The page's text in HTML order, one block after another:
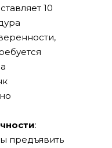
10
:
предъявить